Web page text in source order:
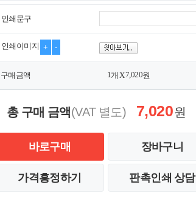
인쇄문구
인쇄이미지 + -
구매금액 1개 X7,020원
총 구매 금액(VAT 별도) 7,020원
바로구매 장바구니
가격흥정하기 판촉인쇄 상담